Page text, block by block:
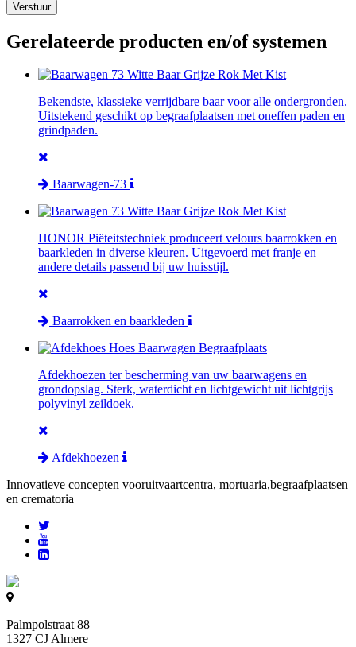
Gerelateerde producten en/of systemen
Bekendste, klassieke verrijdbare baar voor alle ondergronden.
Uitstekend geschikt op begraafplaatsen met oneffen paden en
grindpaden.
Baarwagen-73
HONOR Piëteitstechniek produceert velours baarrokken en
baarkleden in diverse kleuren. Uitgevoerd met franje en
andere details passend bij uw huisstijl.
Baarrokken en baarkleden
Afdekhoezen ter bescherming van uw baarwagens en
grondopslag. Sterk, waterdicht en lichtgewicht uit lichtgrijs
polyvinyl zeildoek.
Afdekhoezen
Innovatieve concepten vooruitvaartcentra, mortuaria,begraafplaatsen
en crematoria
Palmpolstraat 88
1327 CJ Almere